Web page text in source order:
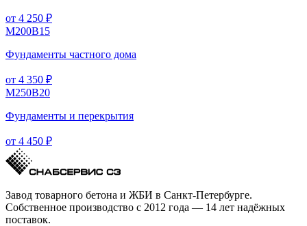
от 4 250 ₽
М200B15
Фундаменты частного дома
от 4 350 ₽
М250B20
Фундаменты и перекрытия
от 4 450 ₽
Завод товарного бетона и ЖБИ в Санкт-Петербурге.
Собственное производство с 2012 года — 14 лет надёжных
поставок.